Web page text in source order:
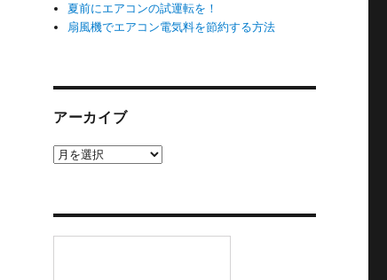
夏前にエアコンの試運転を！
扇風機でエアコン電気料を節約する方法
アーカイブ
ア